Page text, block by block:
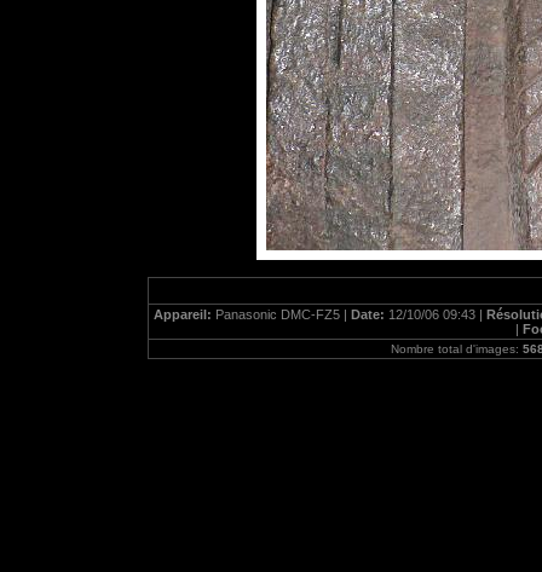
Appareil: Panasonic DMC-FZ5 | Date: 12/10/06 09:43 |
|
Nombre total d'images: